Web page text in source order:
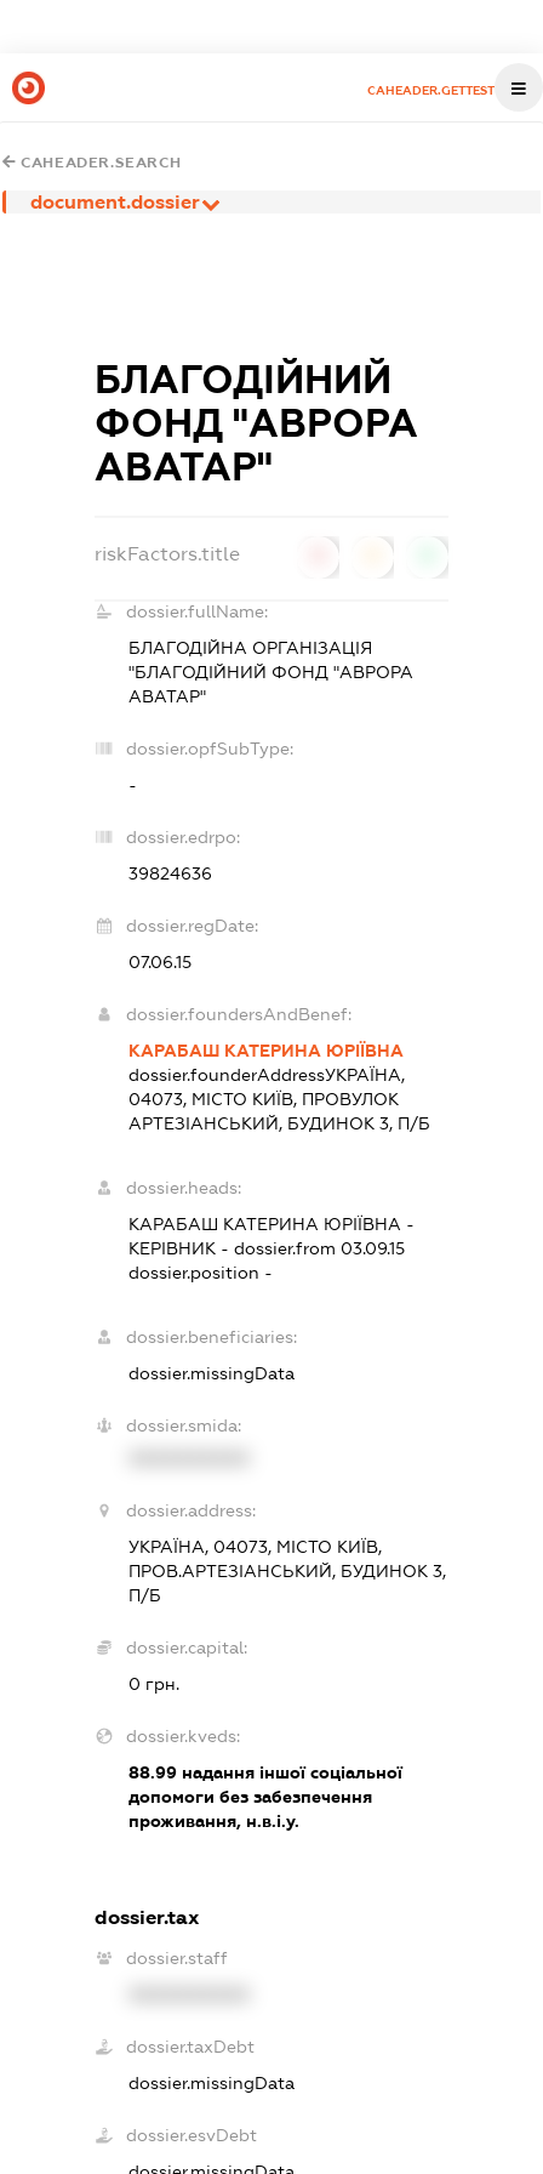
CAHEADER.GETTEST
CAHEADER.SEARCH
document.dossier
БЛАГОДІЙНИЙ
ФОНД "АВРОРА
АВАТАР"
riskFactors.title
dossier.fullName:
БЛАГОДІЙНА ОРГАНІЗАЦІЯ
"БЛАГОДІЙНИЙ ФОНД "АВРОРА
АВАТАР"
dossier.opfSubType:
-
dossier.edrpo:
39824636
dossier.regDate:
07.06.15
dossier.foundersAndBenef:
КАРАБАШ КАТЕРИНА ЮРІЇВНА
dossier.founderAddressУКРАЇНА,
04073, МІСТО КИЇВ, ПРОВУЛОК
АРТЕЗІАНСЬКИЙ, БУДИНОК 3, П/Б
dossier.heads:
КАРАБАШ КАТЕРИНА ЮРІЇВНА -
КЕРІВНИК - dossier.from 03.09.15
dossier.position -
dossier.beneficiaries:
dossier.missingData
dossier.smida:
dossier.address:
УКРАЇНА, 04073, МІСТО КИЇВ,
ПРОВ.АРТЕЗІАНСЬКИЙ, БУДИНОК 3,
П/Б
dossier.capital:
0 грн.
dossier.kveds:
88.99 надання іншої соціальної
допомоги без забезпечення
проживання, н.в.і.у.
dossier.tax
dossier.staff
dossier.taxDebt
dossier.missingData
dossier.esvDebt